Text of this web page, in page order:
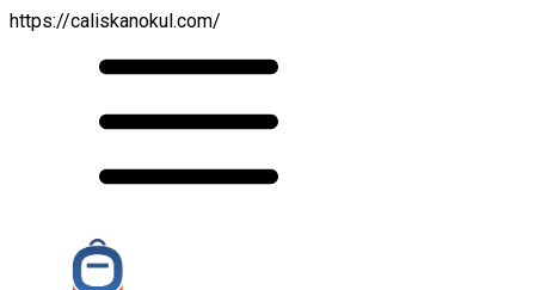
https://caliskanokul.com/